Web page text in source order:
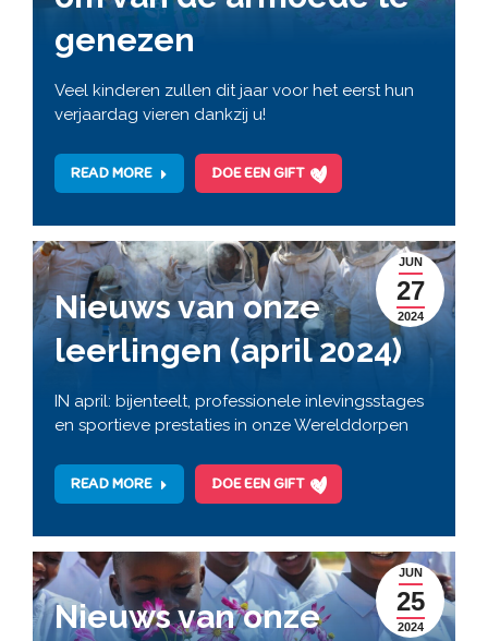
genezen
Veel kinderen zullen dit jaar voor het eerst hun
verjaardag vieren dankzij u!
READ MORE DOE EEN GIFT
JUN
27
2024
Nieuws van onze
leerlingen (april 2024)
IN april: bijenteelt, professionele inlevingsstages
en sportieve prestaties in onze Werelddorpen
READ MORE DOE EEN GIFT
JUN
25
2024
Nieuws van onze